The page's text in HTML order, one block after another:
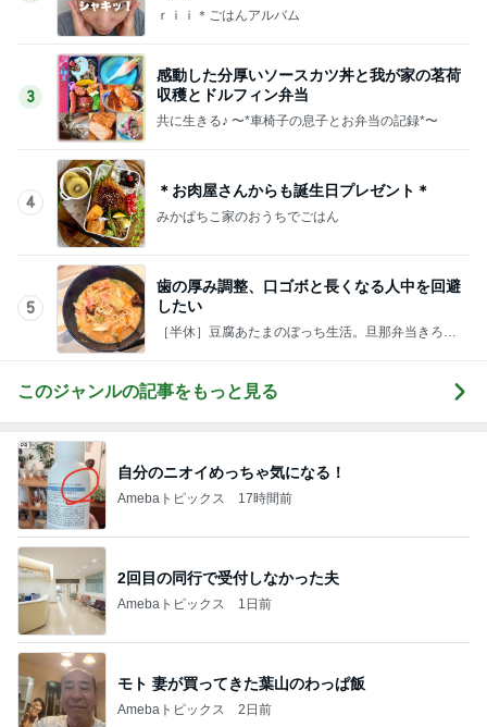
ｒｉｉ＊ごはんアルバム
3
感動した分厚いソースカツ丼と我が家の茗荷
収穫とドルフィン弁当
共に生きる♪ 〜*車椅子の息子とお弁当の記録*〜
4
＊お肉屋さんからも誕生日プレゼント＊
みかぱちこ家のおうちでごはん
5
歯の厚み調整、口ゴボと長くなる人中を回避
したい
［半休］豆腐あたまのぼっち生活。旦那弁当きろく
このジャンルの記事をもっと見る
自分のニオイめっちゃ気になる！
Amebaトピックス 17時間前
2回目の同行で受付しなかった夫
Amebaトピックス 1日前
モト 妻が買ってきた葉山のわっぱ飯
Amebaトピックス 2日前